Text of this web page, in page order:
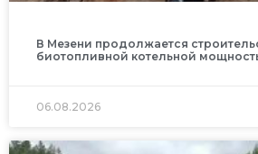
В Мезени продолжается
биотопливной котельной
06.08.2026